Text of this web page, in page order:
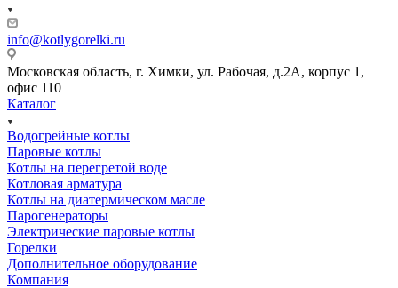
info@kotlygorelki.ru
Московская область, г. Химки, ул. Рабочая, д.2А, корпус 1,
офис 110
Каталог
Водогрейные котлы
Паровые котлы
Котлы на перегретой воде
Котловая арматура
Котлы на диатермическом масле
Парогенераторы
Электрические паровые котлы
Горелки
Дополнительное оборудование
Компания